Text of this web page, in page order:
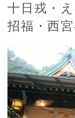
十日戎・
招福・西